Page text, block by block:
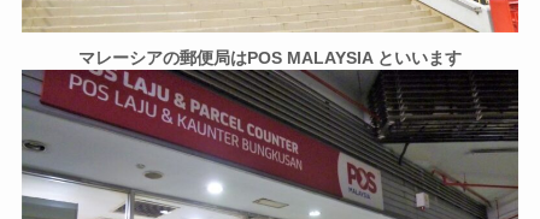
マレーシアの郵便局はPOS MALAYSIA といいます